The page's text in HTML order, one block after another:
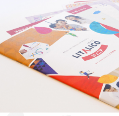
LITALICOジュニアとは
教室を探す
LITALICOジュニアではお子さ
因と「環境」の要因の組み合
考えています。お子さまの「で
個の側の変化も大事ですが、
人×階段」の組み合わせで
いる人×エレベーター」と環
ます。そのためLITALICOジ
応用行動分析学とは、さまざ
行動の原理を日常の問題解決
「行動に先立つきっかけ」と
目することで、行動が起こ
を深める考え方です。同じ
異なる場合もありますし、
という場合もあります。行
LITALICOジュニアでは、お
く知りお子さまに合ったステ
れるように、独自のスキルリ
得状況を確認しています。
段階や学習指導要領などを
らしく生きるために必要なス
子さまごとに得意なこと・
LITALICOジュニアの教育プ
発達障害児支援の専門家で
学大学院）、田中康雄医師（
監修をいただいています。
による研修やプログラム開発
LITALICOジュニアでは、指
修をパスしたチューター、さ
イザーを配置し、授業のアド
めています。指導員は、定
のスキルを高め、科学的理
するのか」環境や過去の背景
お子さまの困難さの要因を
LITALICOジュニアでは、自社
材プログラムの開発を行なっ
特性や興味にあったプログラ
で約１万点以上の教材を開発
パーソナルコース
発達障害や学習障害があ
るお子さまを支援する学習
の有無に関係なく、すぐに
対象年齢：0歳～高校3年
スタンダードコース
児童福祉法に基づき運営し
パーソナルコース
100％自己
発達支援
LITALICOジュニア
石神井公園西口教室
西武池袋線「石神井公園駅」より徒歩5分
フォームで
問い合わせる
電話で問い合
0120-974-763
平日10:00～17:00／祝